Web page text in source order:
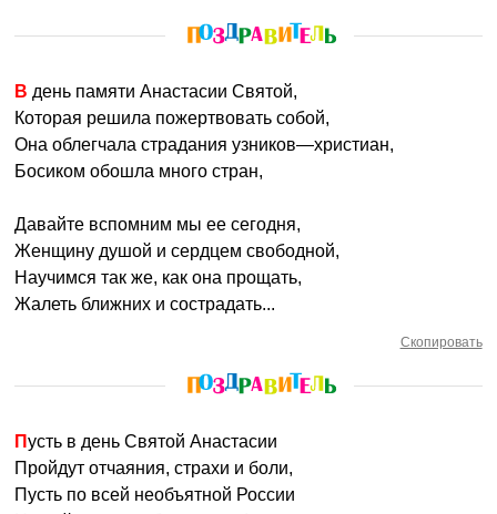
В день памяти Анастасии Святой,
Которая решила пожертвовать собой,
Она облегчала страдания узников—христиан,
Босиком обошла много стран,
Давайте вспомним мы ее сегодня,
Женщину душой и сердцем свободной,
Научимся так же, как она прощать,
Жалеть ближних и сострадать...
Скопировать
Пусть в день Святой Анастасии
Пройдут отчаяния, страхи и боли,
Пусть по всей необъятной России